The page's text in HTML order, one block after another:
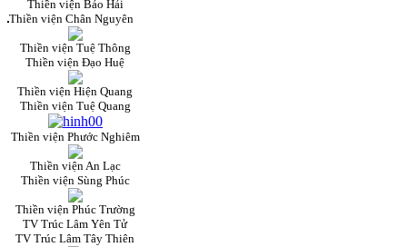
Thiền viện Bảo Hải
Thiền viện Chân Nguyên
Thiền viện Tuệ Thông
Thiền viện Đạo Huệ
Thiền viện Hiện Quang
Thiền viện Tuệ Quang
Thiền viện Phước Nghiêm
Thiền viện An Lạc
Thiền viện Sùng Phúc
Thiền viện Phúc Trường
TV Trúc Lâm Yên Tử
TV Trúc Lâm Tây Thiên